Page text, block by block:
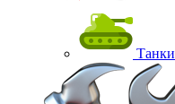
Танки